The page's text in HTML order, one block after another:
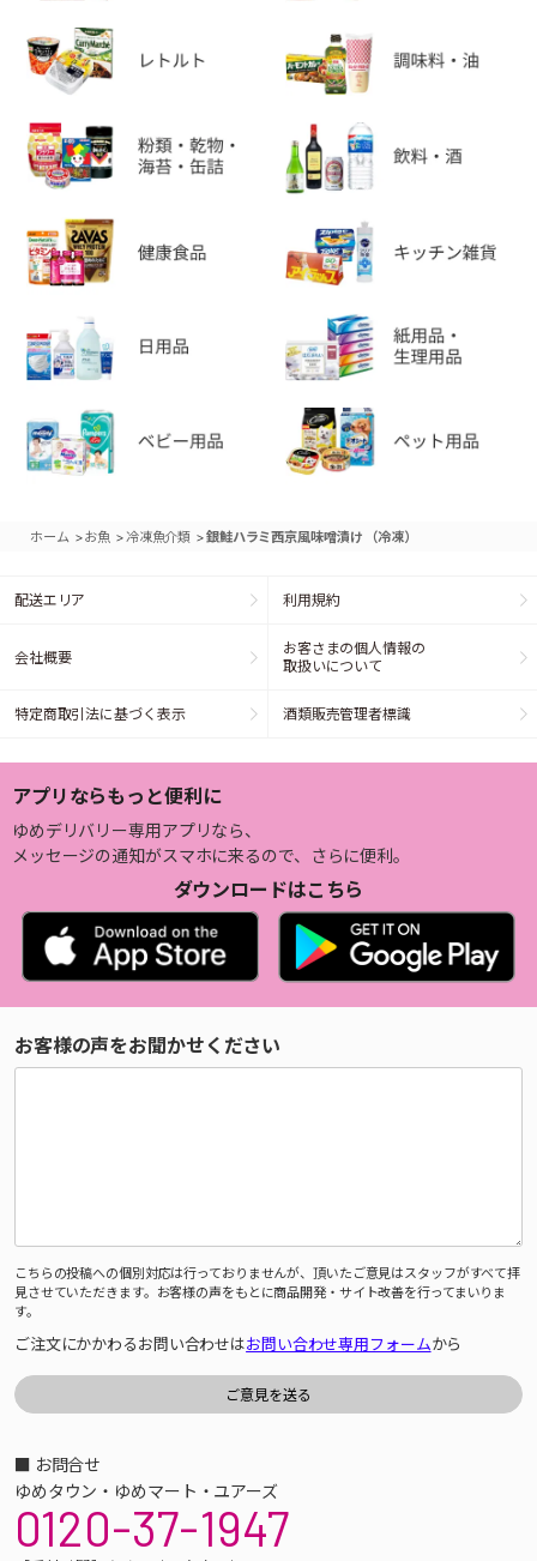
ホーム >お魚 > 冷凍魚介類 >銀鮭ハラミ西京風味噌漬け （冷凍）
配送エリア 利用規約
会社概要
お客さまの個人情報の
取扱いについて
特定商取引法に基づく表示 酒類販売管理者標識
アプリならもっと便利に
ゆめデリバリー専用アプリなら、
メッセージの通知がスマホに来るので、さらに便利。
ダウンロードはこちら
お客様の声をお聞かせください
こちらの投稿への個別対応は行っておりませんが、頂いたご意見はスタッフがすべて拝
見させていただきます。お客様の声をもとに商品開発・サイト改善を行ってまいりま
す。
ご注文にかかわるお問い合わせはお問い合わせ専用フォームから
■ お問合せ
ゆめタウン・ゆめマート・ユアーズ
0120-37-1947